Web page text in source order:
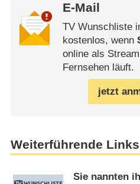
E-Mail
TV Wunschliste
kostenlos, wenn
online als
Fernsehen läuft.
jetzt
Weiterführende Links
Sie nannten